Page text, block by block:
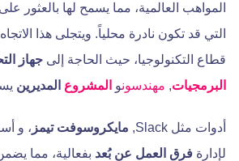
المواهب العالمية، مما يسمح لها بالعثور
التي قد تكون نادرة محلياً. ويتجلى هذا
قطاع التكنولوجيا، حيث الحاجة إلى جهاز
البرمجيات, مهندسونو المشروع المديرين
أدوات مثل Slack, مايكروسوفت تيمز ، و
لإدارة فرق العمل عن بُعد بفعالية، مما